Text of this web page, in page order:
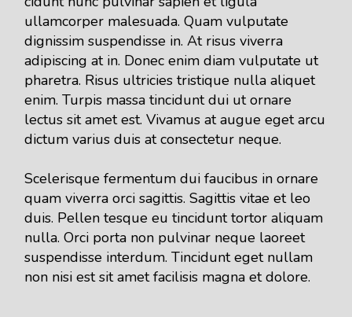
ullamcorper malesuada. Quam vulputate
dignissim suspendisse in. At risus viverra
adipiscing at in. Donec enim diam vulputate ut
pharetra. Risus ultricies tristique nulla aliquet
enim. Turpis massa tincidunt dui ut ornare
lectus sit amet est. Vivamus at augue eget arcu
dictum varius duis at consectetur neque.
Scelerisque fermentum dui faucibus in ornare
quam viverra orci sagittis. Sagittis vitae et leo
duis. Pellen tesque eu tincidunt tortor aliquam
nulla. Orci porta non pulvinar neque laoreet
suspendisse interdum. Tincidunt eget nullam
non nisi est sit amet facilisis magna et dolore.